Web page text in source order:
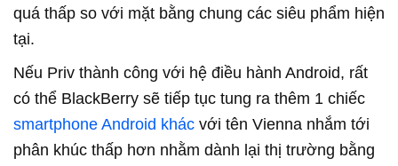
quá thấp so với mặt bằng chung các siêu phẩm hiện
tại.
Nếu Priv thành công với hệ điều hành Android, rất
có thể BlackBerry sẽ tiếp tục tung ra thêm 1 chiếc
smartphone Android khác với tên Vienna nhắm tới
phân khúc thấp hơn nhằm dành lại thị trường bằng